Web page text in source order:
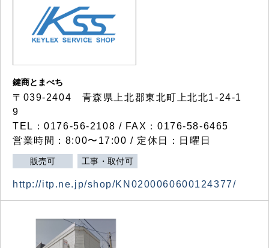
鍵商とまべち
〒039-2404 青森県上北郡東北町上北北1-24-1
9
TEL：0176-56-2108 / FAX：0176-58-6465
営業時間：8:00〜17:00 / 定休日：日曜日
販売可 工事・取付可
http://itp.ne.jp/shop/KN0200060600124377/